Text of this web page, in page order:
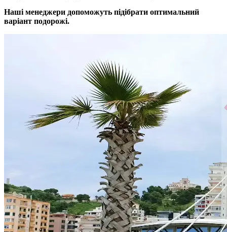
Наші менеджери допоможуть підібрати оптимальний
варіант подорожі.